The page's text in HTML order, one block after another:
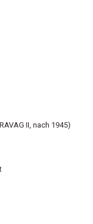
II, nach 1945)